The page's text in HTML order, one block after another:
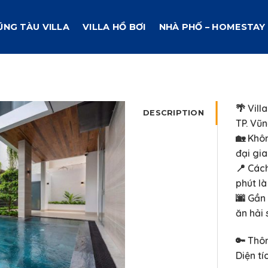
TÀU VILLA VILLA HỒ BƠI NHÀ PHỐ – HOMESTAY
DESCRIPTION
🌴
TP.
🏡
đại
📍
phút
🌆
ăn hải
🔑
Diện